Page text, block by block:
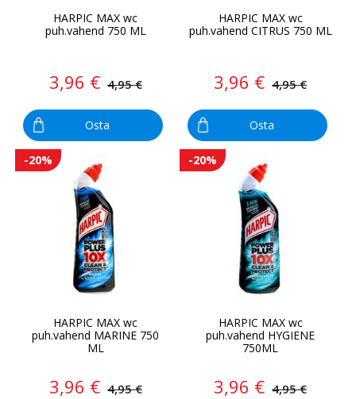
HARPIC MAX wc
puh.vahend 750 ML
3,96 € 4,95 €
Osta
HARPIC MAX wc
puh.vahend CITRUS 750 ML
3,96 € 4,95 €
Osta
-20%
HARPIC MAX wc
puh.vahend MARINE 750
ML
3,96 € 4,95 €
-20%
HARPIC MAX wc
puh.vahend HYGIENE
750ML
3,96 € 4,95 €